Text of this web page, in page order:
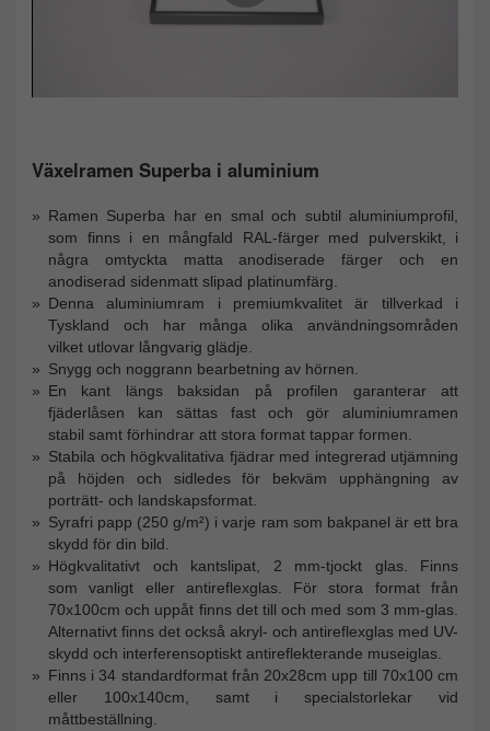
Växelramen Superba i aluminium
Ramen Superba har en smal och subtil aluminiumprofil,
som finns i en mångfald RAL-färger med pulverskikt, i
några omtyckta matta anodiserade färger och en
anodiserad sidenmatt slipad platinumfärg.
Denna aluminiumram i premiumkvalitet är tillverkad i
Tyskland och har många olika användningsområden
vilket utlovar långvarig glädje.
Snygg och noggrann bearbetning av hörnen.
En kant längs baksidan på profilen garanterar att
fjäderlåsen kan sättas fast och gör aluminiumramen
stabil samt förhindrar att stora format tappar formen.
Stabila och högkvalitativa fjädrar med integrerad utjämning
på höjden och sidledes för bekväm upphängning av
porträtt- och landskapsformat.
Syrafri papp (250 g/m²) i varje ram som bakpanel är ett bra
skydd för din bild.
Högkvalitativt och kantslipat, 2 mm-tjockt glas. Finns
som vanligt eller antireflexglas. För stora format från
70x100cm och uppåt finns det till och med som 3 mm-glas.
Alternativt finns det också akryl- och antireflexglas med UV-
skydd och interferensoptiskt antireflekterande museiglas.
Finns i 34 standardformat från 20x28cm upp till 70x100 cm
eller 100x140cm, samt i specialstorlekar vid
måttbeställning.